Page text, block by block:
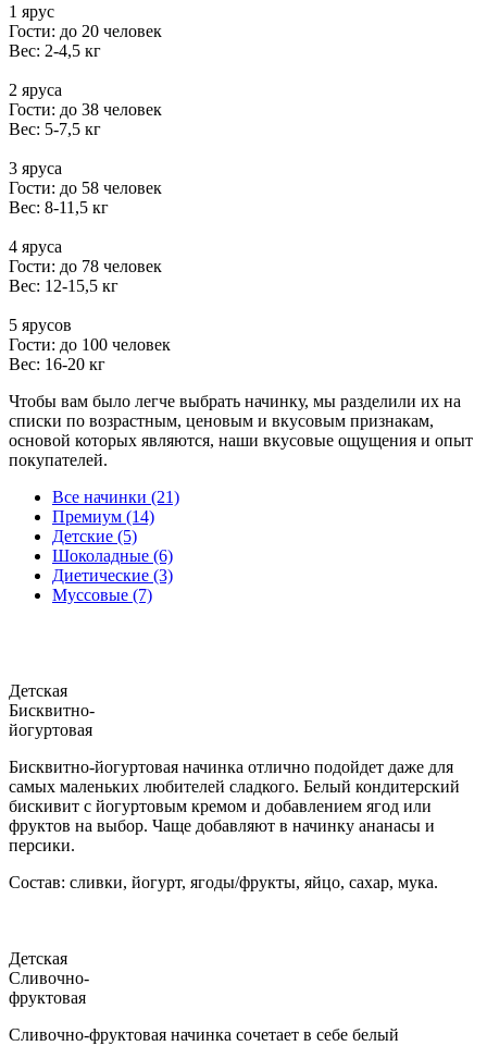
1 ярус
Гости: до 20 человек
Вес: 2-4,5 кг
2 яруса
Гости: до 38 человек
Вес: 5-7,5 кг
3 яруса
Гости: до 58 человек
Вес: 8-11,5 кг
4 яруса
Гости: до 78 человек
Вес: 12-15,5 кг
5 ярусов
Гости: до 100 человек
Вес: 16-20 кг
Чтобы вам было легче выбрать начинку, мы разделили их на
списки по возрастным, ценовым и вкусовым признакам,
основой которых являются, наши вкусовые ощущения и опыт
покупателей.
Все начинки (21)
Премиум (14)
Детские (5)
Шоколадные (6)
Диетические (3)
Муссовые (7)
Детская
Бисквитно-
йогуртовая
Бисквитно-йогуртовая начинка отлично подойдет даже для
самых маленьких любителей сладкого. Белый кондитерский
бискивит с йогуртовым кремом и добавлением ягод или
фруктов на выбор. Чаще добавляют в начинку ананасы и
персики.
Состав: сливки, йогурт, ягоды/фрукты, яйцо, сахар, мука.
Детская
Сливочно-
фруктовая
Сливочно-фруктовая начинка сочетает в себе белый